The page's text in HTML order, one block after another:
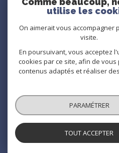
Nos honoraires
Cookies
© 2026 | Tous droits réservés
Réalisé par
utilise les
On aimerait vous accompagner
visite.
En poursuivant, vous acceptez
cookies par ce site, afin de
contenus adaptés et réaliser
PARAMÉTRER
TOUT ACCEPTER